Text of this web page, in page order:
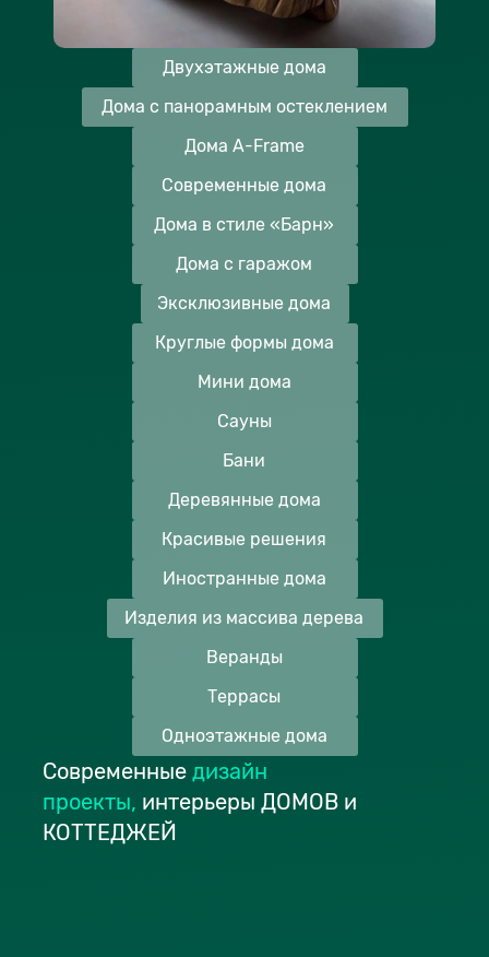
Двухэтажные дома
Дома с панорамным остеклением
Дома A-Frame
Современные дома
Дома в стиле «Барн»
Дома с гаражом
Эксклюзивные дома
Круглые формы дома
Мини дома
Сауны
Бани
Деревянные дома
Красивые решения
Иностранные дома
Изделия из массива дерева
Веранды
Террасы
Одноэтажные дома
Современные дизайн
проекты, интерьеры ДОМОВ и
КОТТЕДЖЕЙ